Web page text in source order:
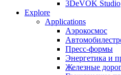
3DeVOK Studio
Explore
Applications
Аэрокосмос
Пресс-формы
Энергетика и
Железные